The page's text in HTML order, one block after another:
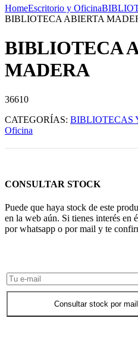
HomeEscritorio y Oficina
BIBLIOTECA ABIERTA
BIBLIOTECA
MADERA
36610
CATEGORÍAS: BIBLIOTECAS
Oficina
CONSULTAR STOCK
Puede que haya stock de este
en la web aún. Si tienes interés en
por whatsapp o por mail y te
Consultar stock por mail